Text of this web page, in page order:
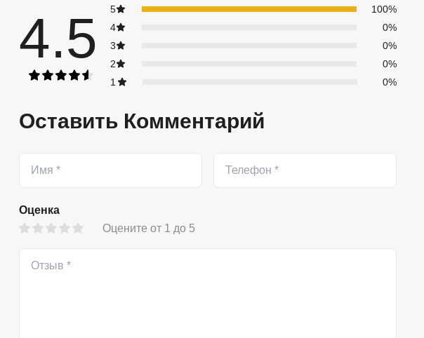
4.5 5
100%
4
0%
3
0%
2
0%
1
0%
Оставить Комментарий
Оценка
Оцените от 1 до 5